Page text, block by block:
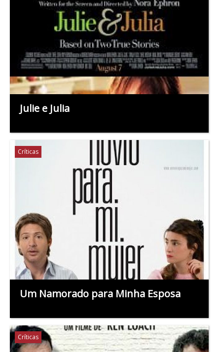
Julie e Julia
Críticas
Um Namorado para Minha Esposa
Críticas